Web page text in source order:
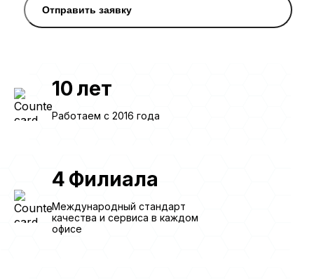
Отправить заявку
10лет
Работаем с 2016 года
4 Филиала
Международный стандарт
качества и сервиса в каждом
офисе